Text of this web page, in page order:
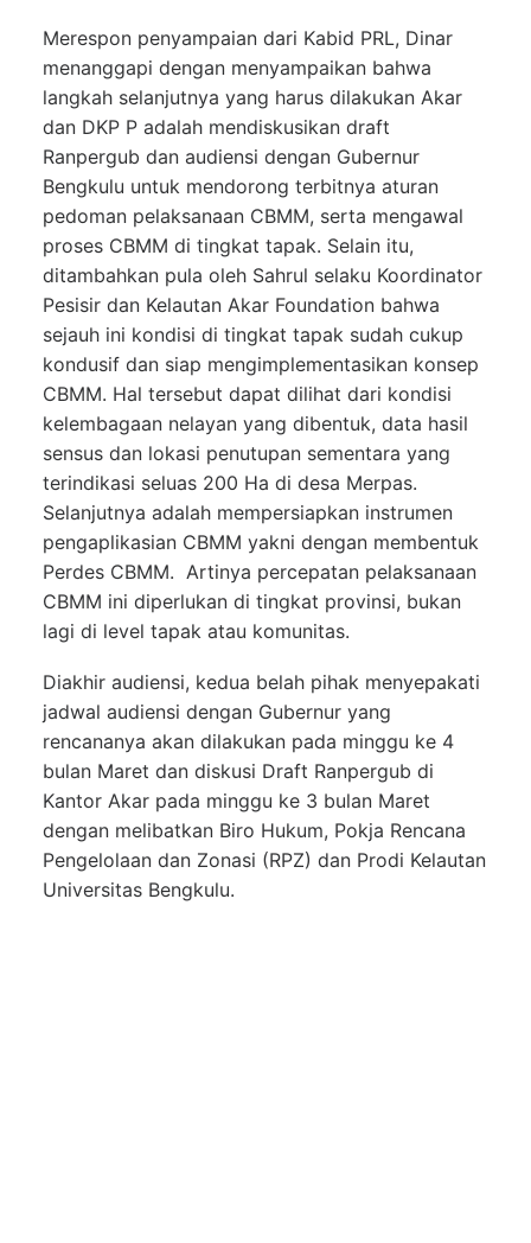
Merespon penyampaian dari Kabid PRL, Dinar
menanggapi dengan menyampaikan bahwa
langkah selanjutnya yang harus dilakukan Akar
dan DKP P adalah mendiskusikan draft
Ranpergub dan audiensi dengan Gubernur
Bengkulu untuk mendorong terbitnya aturan
pedoman pelaksanaan CBMM, serta mengawal
proses CBMM di tingkat tapak. Selain itu,
ditambahkan pula oleh Sahrul selaku Koordinator
Pesisir dan Kelautan Akar Foundation bahwa
sejauh ini kondisi di tingkat tapak sudah cukup
kondusif dan siap mengimplementasikan konsep
CBMM. Hal tersebut dapat dilihat dari kondisi
kelembagaan nelayan yang dibentuk, data hasil
sensus dan lokasi penutupan sementara yang
terindikasi seluas 200 Ha di desa Merpas.
Selanjutnya adalah mempersiapkan instrumen
pengaplikasian CBMM yakni dengan membentuk
Perdes CBMM. Artinya percepatan pelaksanaan
CBMM ini diperlukan di tingkat provinsi, bukan
lagi di level tapak atau komunitas.
Diakhir audiensi, kedua belah pihak menyepakati
jadwal audiensi dengan Gubernur yang
rencananya akan dilakukan pada minggu ke 4
bulan Maret dan diskusi Draft Ranpergub di
Kantor Akar pada minggu ke 3 bulan Maret
dengan melibatkan Biro Hukum, Pokja Rencana
Pengelolaan dan Zonasi (RPZ) dan Prodi Kelautan
Universitas Bengkulu.